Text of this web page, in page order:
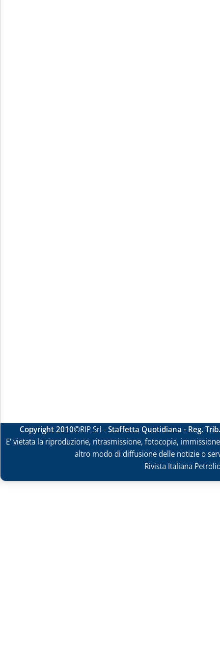
Copyright 2010©RIP Srl -Staffetta Quotidiana - Reg.
E' vietata la riproduzione, ritrasmissione, fotocopia,
altro modo di diffusione delle notizie o
Rivista Italiana